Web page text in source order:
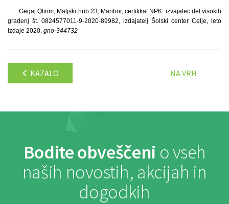
Gegaj Qlirim, Maljski hrib 23, Maribor, certifikat NPK: izvajalec del visokih
gradenj št. 0824577011-9-2020-89982, izdajatelj Šolski center Celje, leto
izdaje 2020. gno-344732
KAZALO NA VRH
Bodite obveščeni o vseh
naših novostih, akcijah in
dogodkih